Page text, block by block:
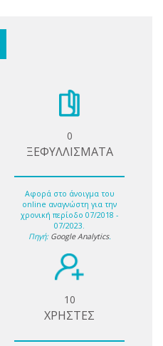
0
ΞΕΦΥΛΛΙΣΜΑΤΑ
Αφορά στο άνοιγμα του
online αναγνώστη για την
χρονική περίοδο 07/2018 -
07/2023.
Πηγή: Google Analytics.
10
ΧΡΗΣΤΕΣ